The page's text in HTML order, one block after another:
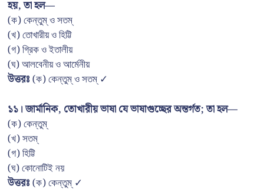
হয়, তা হল—
(ক) কেন্তুম্ ও সতম্
(খ) তোখারীয় ও হিট্টি
(গ) গ্রিক ও ইতালীয়
(ঘ) আলবেনীয় ও আর্মেনীয়
উত্তরঃ(ক) কেন্তুম্ ও সতম্ ✓
১১। জার্মানিক, তোখারীয় ভাষা যে ভাষাগুচ্ছের অন্তর্গত; তা হল—
(ক) কেন্তুম্
(খ) সতম্
(গ) হিট্টি
(ঘ) কোনোটিই নয়
উত্তরঃ(ক) কেন্তুম্ ✓